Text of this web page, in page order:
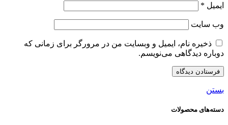
ایمیل *
وب‌ سایت
ذخیره نام، ایمیل و وبسایت من در مرورگر برای زمانی که
دوباره دیدگاهی می‌نویسم.
بستن
دسته‌های محصولات